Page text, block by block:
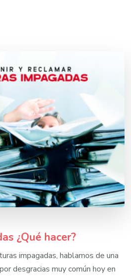
¿Qué hacer?
impagadas, hablamos de una
desgracias muy común hoy en